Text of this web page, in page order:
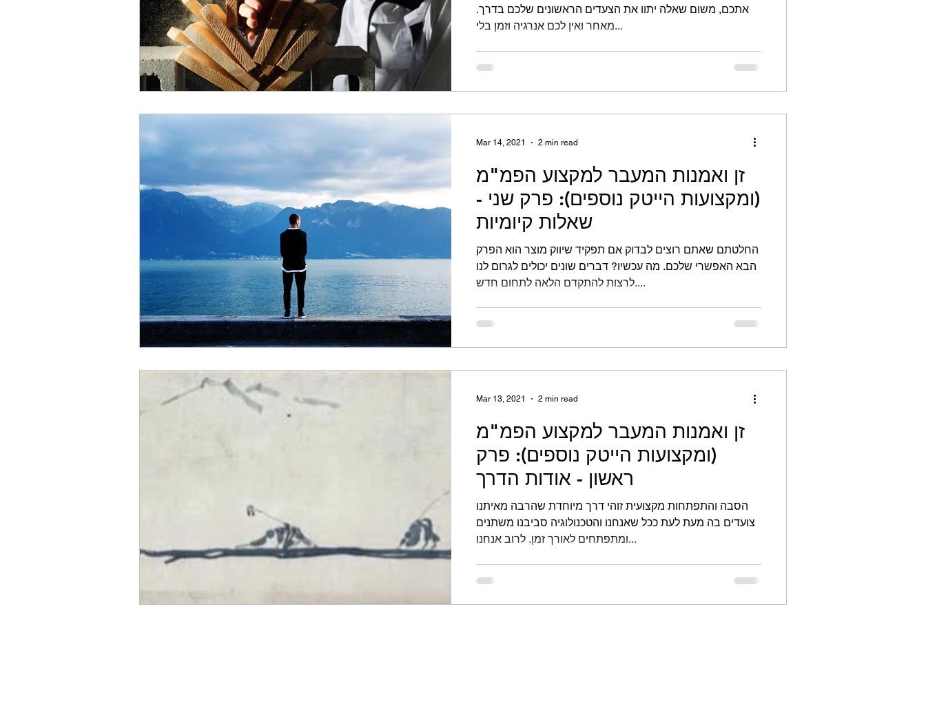
אתכם, משום שאלה יתוו את הצעדים הראשונים שלכם בדרך.
מאחר ואין לכם אנרגיה וזמן בלי...
זן ואמנות המעבר למקצוע הפמ"מ
(ומקצועות הייטק נוספים): פרק שני -
שאלות קיומיות
החלטתם שאתם רוצים לבדוק אם תפקיד שיווק מוצר הוא הפרק
הבא האפשרי שלכם. מה עכשיו? דברים שונים יכולים לגרום לנו
לרצות להתקדם הלאה לתחום חדש....
Mar 14, 2021 2 min read
זן ואמנות המעבר למקצוע הפמ"מ
(ומקצועות הייטק נוספים): פרק
ראשון - אודות הדרך
הסבה והתפתחות מקצועית זוהי דרך מיוחדת שהרבה מאיתנו
צועדים בה מעת לעת ככל שאנחנו והטכנולוגיה סביבנו משתנים
ומתפתחים לאורך זמן. לרוב אנחנו...
Mar 13, 2021 2 min read